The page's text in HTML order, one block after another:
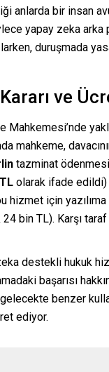
anlarda bir insan
yapay zeka arka
duruşmada
ve
Mahkemesi’nde
mahkeme,
tazminat
olarak ifade edildi)
hizmet için yazılıma
24 bin TL). Karşı
destekli hukuk
başarısı
benzer
ediyor.